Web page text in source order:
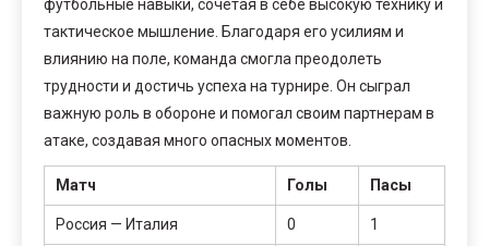
футбольные навыки, сочетая в себе высокую технику и
тактическое мышление. Благодаря его усилиям и
влиянию на поле, команда смогла преодолеть
трудности и достичь успеха на турнире. Он сыграл
важную роль в обороне и помогал своим партнерам в
атаке, создавая много опасных моментов.
Матч Голы Пасы
Россия — Италия 0 1